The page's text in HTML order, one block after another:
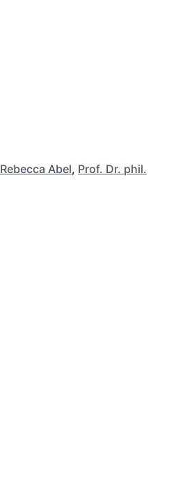
Rebecca Abel, Prof. Dr. phil.